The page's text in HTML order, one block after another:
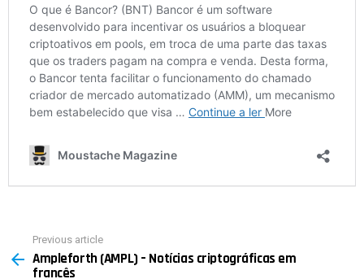
more
Previous article
Ampleforth (AMPL) – Notícias criptográficas em
francês